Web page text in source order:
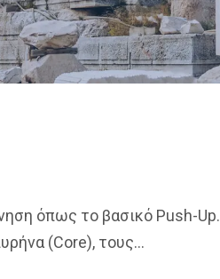
όπως το βασικό Push-
(Core), τους...